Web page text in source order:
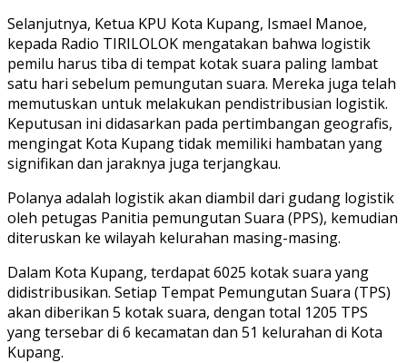
Selanjutnya, Ketua KPU Kota Kupang, Ismael Manoe,
kepada Radio TIRILOLOK mengatakan bahwa logistik
pemilu harus tiba di tempat kotak suara paling lambat
satu hari sebelum pemungutan suara. Mereka juga telah
memutuskan untuk melakukan pendistribusian logistik.
Keputusan ini didasarkan pada pertimbangan geografis,
mengingat Kota Kupang tidak memiliki hambatan yang
signifikan dan jaraknya juga terjangkau.
Polanya adalah logistik akan diambil dari gudang logistik
oleh petugas Panitia pemungutan Suara (PPS), kemudian
diteruskan ke wilayah kelurahan masing-masing.
Dalam Kota Kupang, terdapat 6025 kotak suara yang
didistribusikan. Setiap Tempat Pemungutan Suara (TPS)
akan diberikan 5 kotak suara, dengan total 1205 TPS
yang tersebar di 6 kecamatan dan 51 kelurahan di Kota
Kupang.